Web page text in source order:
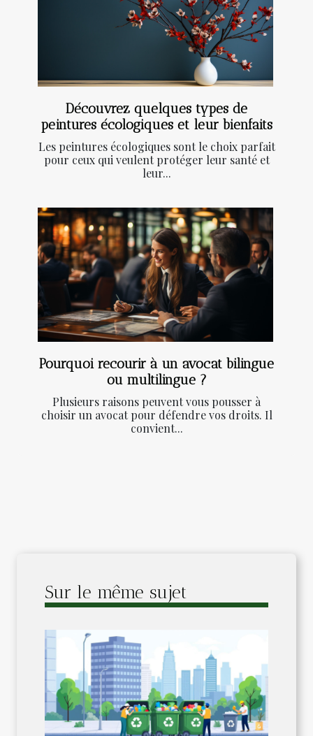
Découvrez quelques types de
peintures écologiques et leur bienfaits
Les peintures écologiques sont le choix parfait
pour ceux qui veulent protéger leur santé et
leur...
Pourquoi recourir à un avocat bilingue
ou multilingue ?
Plusieurs raisons peuvent vous pousser à
choisir un avocat pour défendre vos droits. Il
convient...
Sur le même sujet